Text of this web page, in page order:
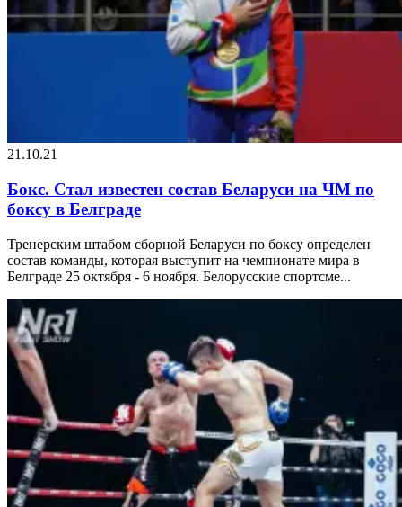
21.10.21
Бокс. Стал известен состав Беларуси на ЧМ по
боксу в Белграде
Тренерским штабом сборной Беларуси по боксу определен
состав команды, которая выступит на чемпионате мира в
Белграде 25 октября - 6 ноября. Белорусские спортсме...